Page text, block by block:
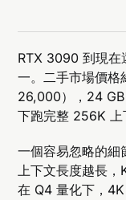
RTX 3090 到現在
一。二手市場價
26,000），24
下跑完整 256K 上
一個容易忽略的細
上下文長度越長
在 Q4 量化下，